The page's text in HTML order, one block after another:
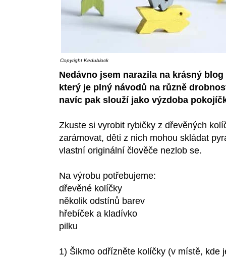
Copyright Kedublock
Nedávno jsem narazila na krásný blog
který je plný návodů na různě
navíc pak slouží jako výzdoba
Zkuste si vyrobit rybičky z dřevěných
zarámovat, děti z nich mohou skládat
vlastní originální člověče nezlob se.
Na výrobu potřebujeme:
dřevěné kolíčky
několik odstínů barev
hřebíček a kladívko
pilku
1) Šikmo odřízněte kolíčky (v místě, kde